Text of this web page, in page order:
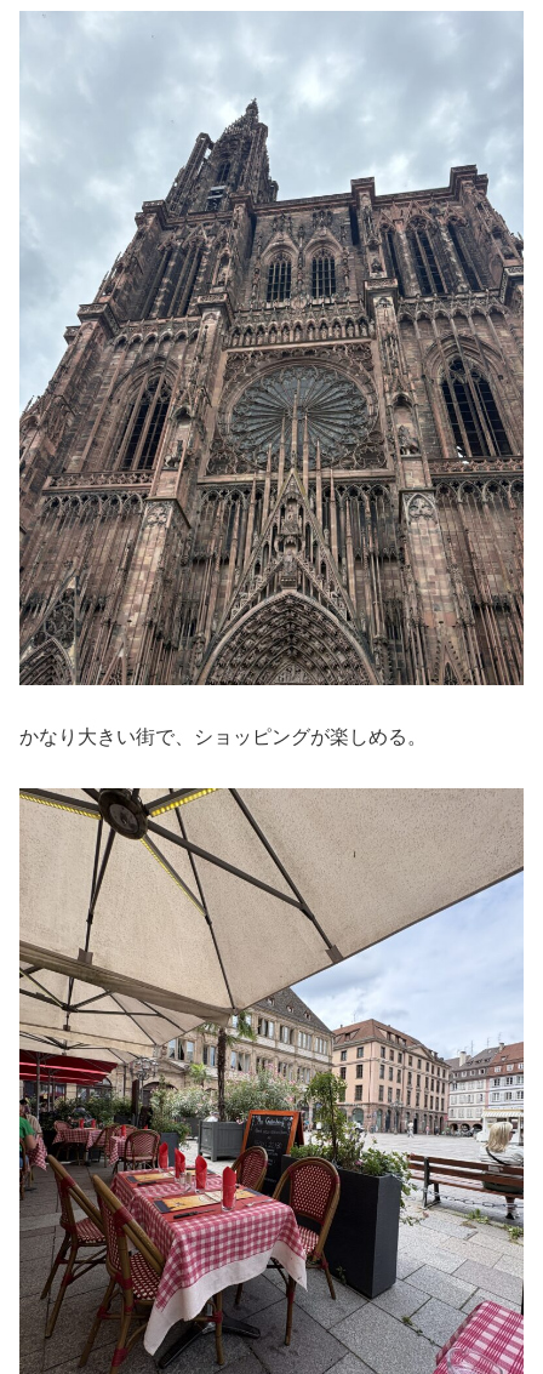
かなり大きい街で、ショッピングが楽しめる。